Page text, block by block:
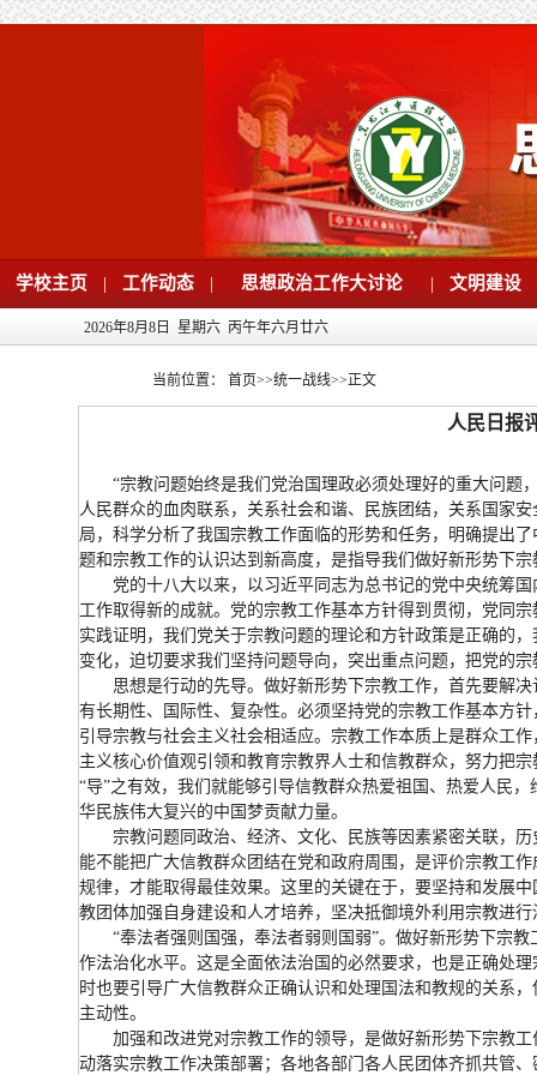
学校主页 | 工作动态 | 思想政治工作大讨论 | 文明建设
2026年8月8日 星期六 丙午年六月廿六
当前位置： 首页>>统一战线>>正文
人民日报
“宗教问题始终是我们党治国理政必须处理好的重大问题
人民群众的血肉联系，关系社会和谐、民族团结，关系国家
局，科学分析了我国宗教工作面临的形势和任务，明确提出
题和宗教工作的认识达到新高度，是指导我们做好新形势下
党的十八大以来，以习近平同志为总书记的党中央统筹
工作取得新的成就。党的宗教工作基本方针得到贯彻，党同
实践证明，我们党关于宗教问题的理论和方针政策是正确的
变化，迫切要求我们坚持问题导向，突出重点问题，把党的
思想是行动的先导。做好新形势下宗教工作，首先要解
有长期性、国际性、复杂性。必须坚持党的宗教工作基本方
引导宗教与社会主义社会相适应。宗教工作本质上是群众工
主义核心价值观引领和教育宗教界人士和信教群众，努力把
“导”之有效，我们就能够引导信教群众热爱祖国、热爱人民
华民族伟大复兴的中国梦贡献力量。
宗教问题同政治、经济、文化、民族等因素紧密关联，
能不能把广大信教群众团结在党和政府周围，是评价宗教工
规律，才能取得最佳效果。这里的关键在于，要坚持和发展
教团体加强自身建设和人才培养，坚决抵御境外利用宗教进
“奉法者强则国强，奉法者弱则国弱”。做好新形势下宗
作法治化水平。这是全面依法治国的必然要求，也是正确处
时也要引导广大信教群众正确认识和处理国法和教规的关系
主动性。
加强和改进党对宗教工作的领导，是做好新形势下宗教
动落实宗教工作决策部署；各地各部门各人民团体齐抓共管